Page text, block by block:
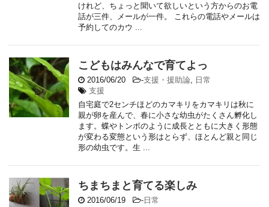
けれど、ちょっと聞いて欲しいという方からのお電
話が三件、メールが一件。 これらの電話やメールは
予約してのカウ ...
こどもはみんなで育てよっ
2016/06/20 -支援・援助論
日常
支援
自宅庭で2センチほどのカマキリをカマキリは秋に
親が卵を産んで、春に小さな幼虫がたくさん孵化し
ます。蝶やトンボのように成長とともに大きく形態
が変わる変態という形はとらず、ほとんど親と同じ
形の幼虫です。生 ...
ちまちまと育てる楽しみ
2016/06/19 - 日常